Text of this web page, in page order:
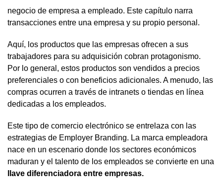
negocio de empresa a empleado. Este capítulo narra
transacciones entre una empresa y su propio personal.
Aquí, los productos que las empresas ofrecen a sus
trabajadores para su adquisición cobran protagonismo.
Por lo general, estos productos son vendidos a precios
preferenciales o con beneficios adicionales. A menudo, las
compras ocurren a través de intranets o tiendas en línea
dedicadas a los empleados.
Este tipo de comercio electrónico se entrelaza con las
estrategias de Employer Branding. La marca empleadora
nace en un escenario donde los sectores económicos
maduran y el talento de los empleados se convierte en una
llave diferenciadora entre empresas.